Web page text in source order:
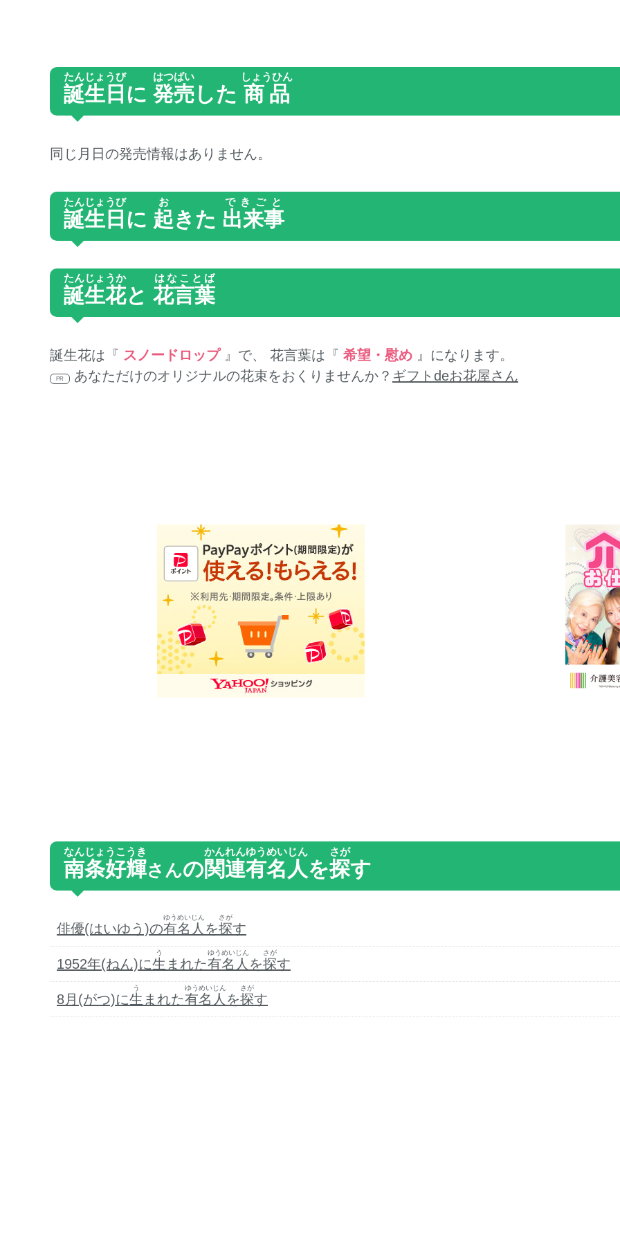
誕生日
たんじょうび
に 発売
はつばい
した 商品
しょうひん
同じ月日の発売情報はありません。
誕生日
たんじょうび
に 起
お
きた 出来事
できごと
誕生花
たんじょうか
と 花言葉
はなことば
誕生花は『 スノードロップ』で、 花言葉は『 希望・慰め 』になります。
PR あなただけのオリジナルの花束をおくりませんか？ ギフトdeお花屋さん
南条好輝
なんじょうこうき
さんの関連
かんれん
有名人
ゆうめいじん
を探
さが
す
俳優(はいゆう)の有名人
ゆうめいじん
を探
さが
す
1952年(ねん)に生
う
まれた有名人
ゆうめいじん
を探
さが
す
8月(がつ)に生
う
まれた有名人
ゆうめいじん
を探
さが
す